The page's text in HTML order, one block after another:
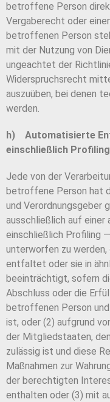
betroffene Person
Vergaberecht oder
betroffenen Person
mit der Nutzung von
ungeachtet der
Widerspruchsrecht
auszuüben, bei denen
werden.
h) Automatisierte
einschließlich Profiling
Jede von der
betroffene Person hat
und Verordnungsgeber
ausschließlich auf
einschließlich Profiling
unterworfen zu werden,
entfaltet oder sie in
beeinträchtigt, sofern
Abschluss oder die
betroffenen Person
ist, oder (2) aufgrund
der Mitgliedstaaten,
zulässig ist und diese
Maßnahmen zur
der berechtigten
enthalten oder (3) mit